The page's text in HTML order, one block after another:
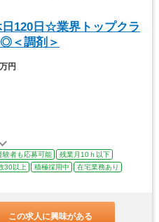
日120日☆業界トップクラ
＜調剤＞
円
験者も応募可能
残業月10ｈ以下
30以上 積極採用中
在宅業務あり
この求人に興味がある